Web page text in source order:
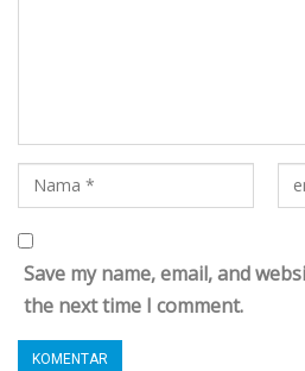
Save my name, email, and
the next time I comment.